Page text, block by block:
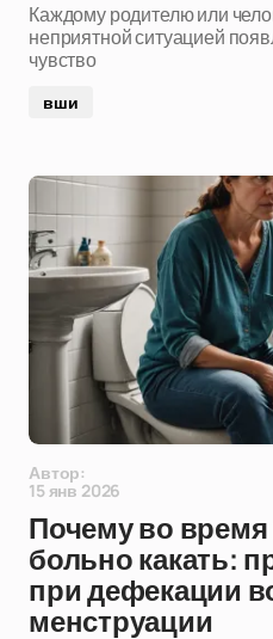
Каждому родителю или
неприятной ситуацией
чувство
вши
Автор:
15 янв 2026
Почему во
больно какать:
при дефекации
менструации